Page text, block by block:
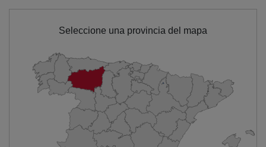
Seleccione una provincia del mapa